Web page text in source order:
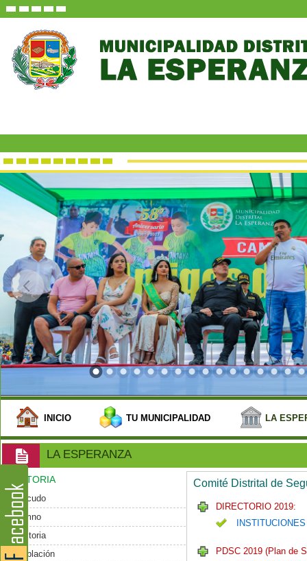
INICIO TU MUNICIPALIDAD LA
LA ESPERANZA
HISTORIA
Escudo
Himno
Historia
Población
Comité Distrital de
DIRECTORIO 2019:
PDSC 2019 (Plan de